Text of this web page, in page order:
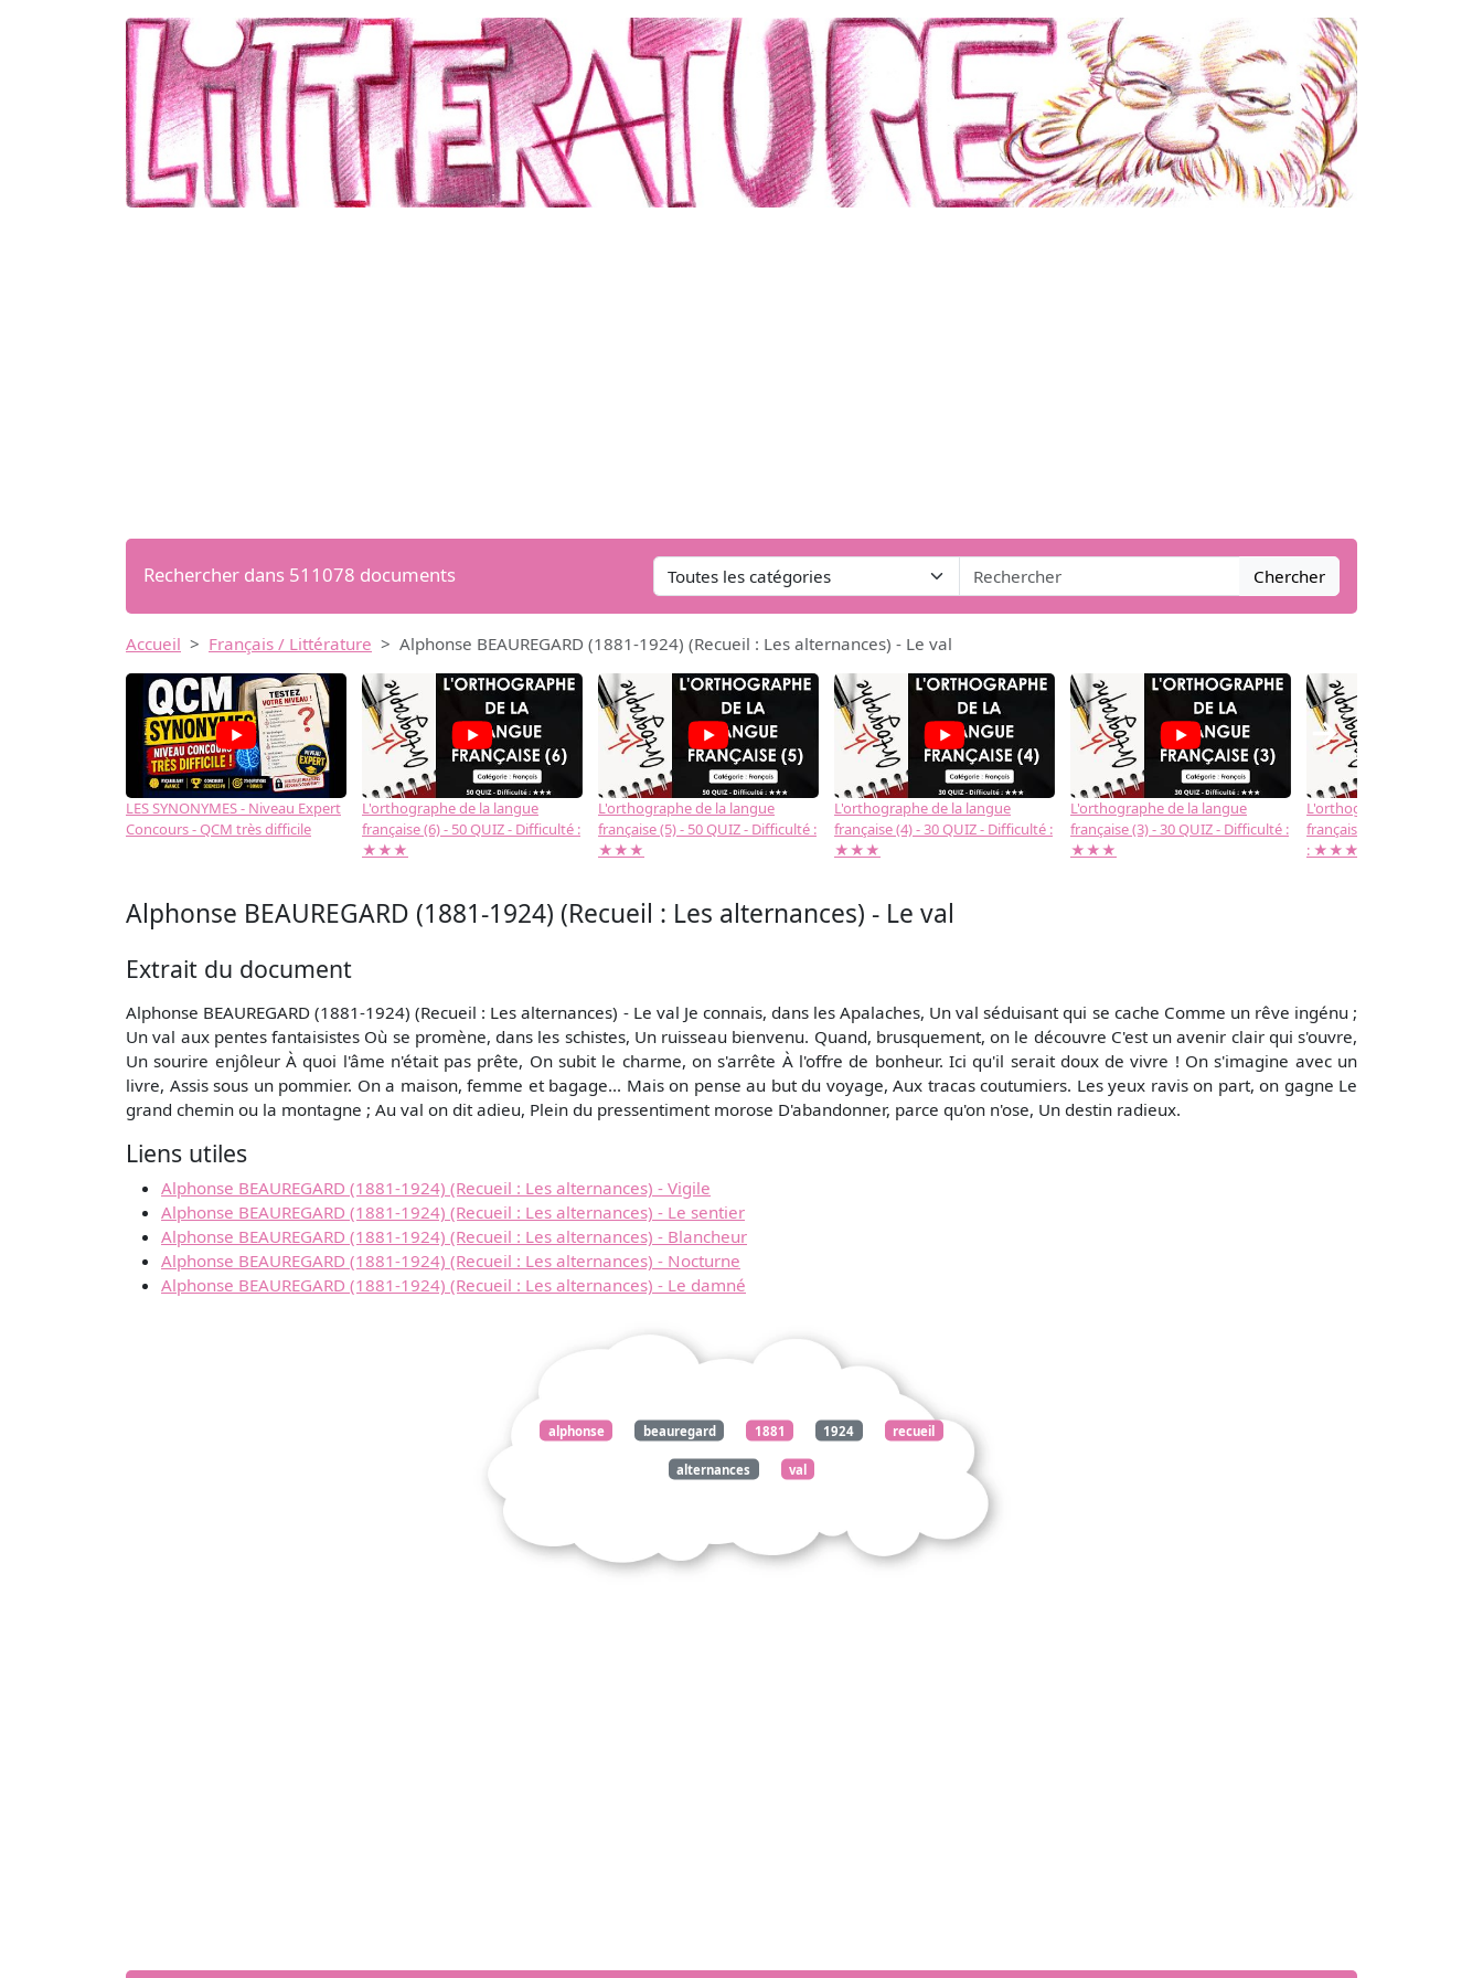
Rechercher dans 511078 documents Chercher
Accueil Français / Littérature Alphonse BEAUREGARD (1881-1924) (Recueil : Les alternances) - Le val
LES SYNONYMES - Niveau Expert
Concours - QCM très difficile
L'orthographe de la langue
française (6) - 50 QUIZ - Difficulté :
★★★
L'orthographe de la langue
française (5) - 50 QUIZ - Difficulté :
★★★
L'orthographe de la langue
française (4) - 30 QUIZ - Difficulté :
★★★
L'orthographe de la langue
française (3) - 30 QUIZ - Difficulté :
★★★
L'orthographe de la langue
française (2) -( 20 QUIZ -
: ★★★
→
Alphonse BEAUREGARD (1881-1924) (Recueil : Les alternances) - Le val
Extrait du document
Alphonse BEAUREGARD (1881-1924) (Recueil : Les alternances) - Le val Je connais, dans les Apalaches, Un val séduisant qui se cache Comme un rêve ingénu ;
Un val aux pentes fantaisistes Où se promène, dans les schistes, Un ruisseau bienvenu. Quand, brusquement, on le découvre C'est un avenir clair qui s'ouvre,
Un sourire enjôleur À quoi l'âme n'était pas prête, On subit le charme, on s'arrête À l'offre de bonheur. Ici qu'il serait doux de vivre ! On s'imagine avec un
livre, Assis sous un pommier. On a maison, femme et bagage... Mais on pense au but du voyage, Aux tracas coutumiers. Les yeux ravis on part, on gagne Le
grand chemin ou la montagne ; Au val on dit adieu, Plein du pressentiment morose D'abandonner, parce qu'on n'ose, Un destin radieux.
Liens utiles
Alphonse BEAUREGARD (1881-1924) (Recueil : Les alternances) - Vigile
Alphonse BEAUREGARD (1881-1924) (Recueil : Les alternances) - Le sentier
Alphonse BEAUREGARD (1881-1924) (Recueil : Les alternances) - Blancheur
Alphonse BEAUREGARD (1881-1924) (Recueil : Les alternances) - Nocturne
Alphonse BEAUREGARD (1881-1924) (Recueil : Les alternances) - Le damné
alphonse beauregard 1881 1924 recueil
alternances val